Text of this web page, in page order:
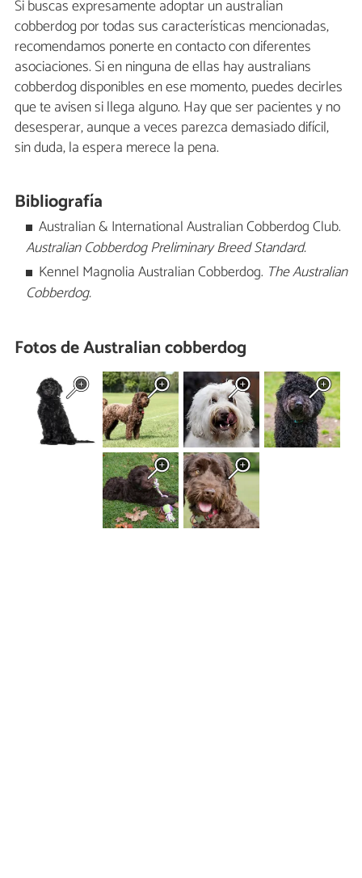
Si buscas expresamente adoptar un australian
cobberdog por todas sus características mencionadas,
recomendamos ponerte en contacto con diferentes
asociaciones. Si en ninguna de ellas hay australians
cobberdog disponibles en ese momento, puedes decirles
que te avisen si llega alguno. Hay que ser pacientes y no
desesperar, aunque a veces parezca demasiado difícil,
sin duda, la espera merece la pena.
Bibliografía
Australian & International Australian Cobberdog Club.
Australian Cobberdog Preliminary Breed Standard.
Kennel Magnolia Australian Cobberdog. The Australian
Cobberdog.
Fotos de Australian cobberdog